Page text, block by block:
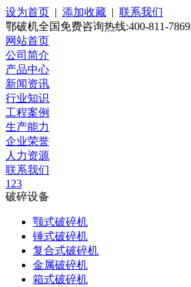
设为首页 | 添加收藏 | 联系我们
鄂破机全国免费咨询热线:400-811-7869
网站首页
公司简介
产品中心
新闻资讯
行业知识
工程案例
生产能力
企业荣誉
人力资源
联系我们
1 23
破碎设备
颚式破碎机
锤式破碎机
复合式破碎机
金属破碎机
箱式破碎机